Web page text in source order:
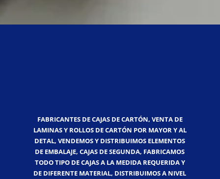
FABRICANTES DE CAJAS DE CARTÓN, VENTA DE
LAMINAS Y ROLLOS DE CARTÓN POR MAYOR Y AL
DETAL, VENDEMOS Y DISTRIBUIMOS ELEMENTOS
DE EMBALAJE, CAJAS DE SEGUNDA, FABRICAMOS
TODO TIPO DE CAJAS A LA MEDIDA REQUERIDA Y
DE DIFERENTE MATERIAL, DISTRIBUIMOS A NIVEL